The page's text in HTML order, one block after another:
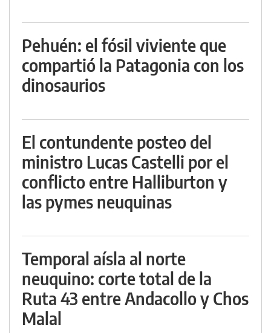
Pehuén: el fósil viviente que
compartió la Patagonia con los
dinosaurios
El contundente posteo del
ministro Lucas Castelli por el
conflicto entre Halliburton y
las pymes neuquinas
Temporal aísla al norte
neuquino: corte total de la
Ruta 43 entre Andacollo y Chos
Malal